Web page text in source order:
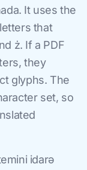
It uses the
that
ż. If a PDF
they
glyphs. The
set, so
idarə